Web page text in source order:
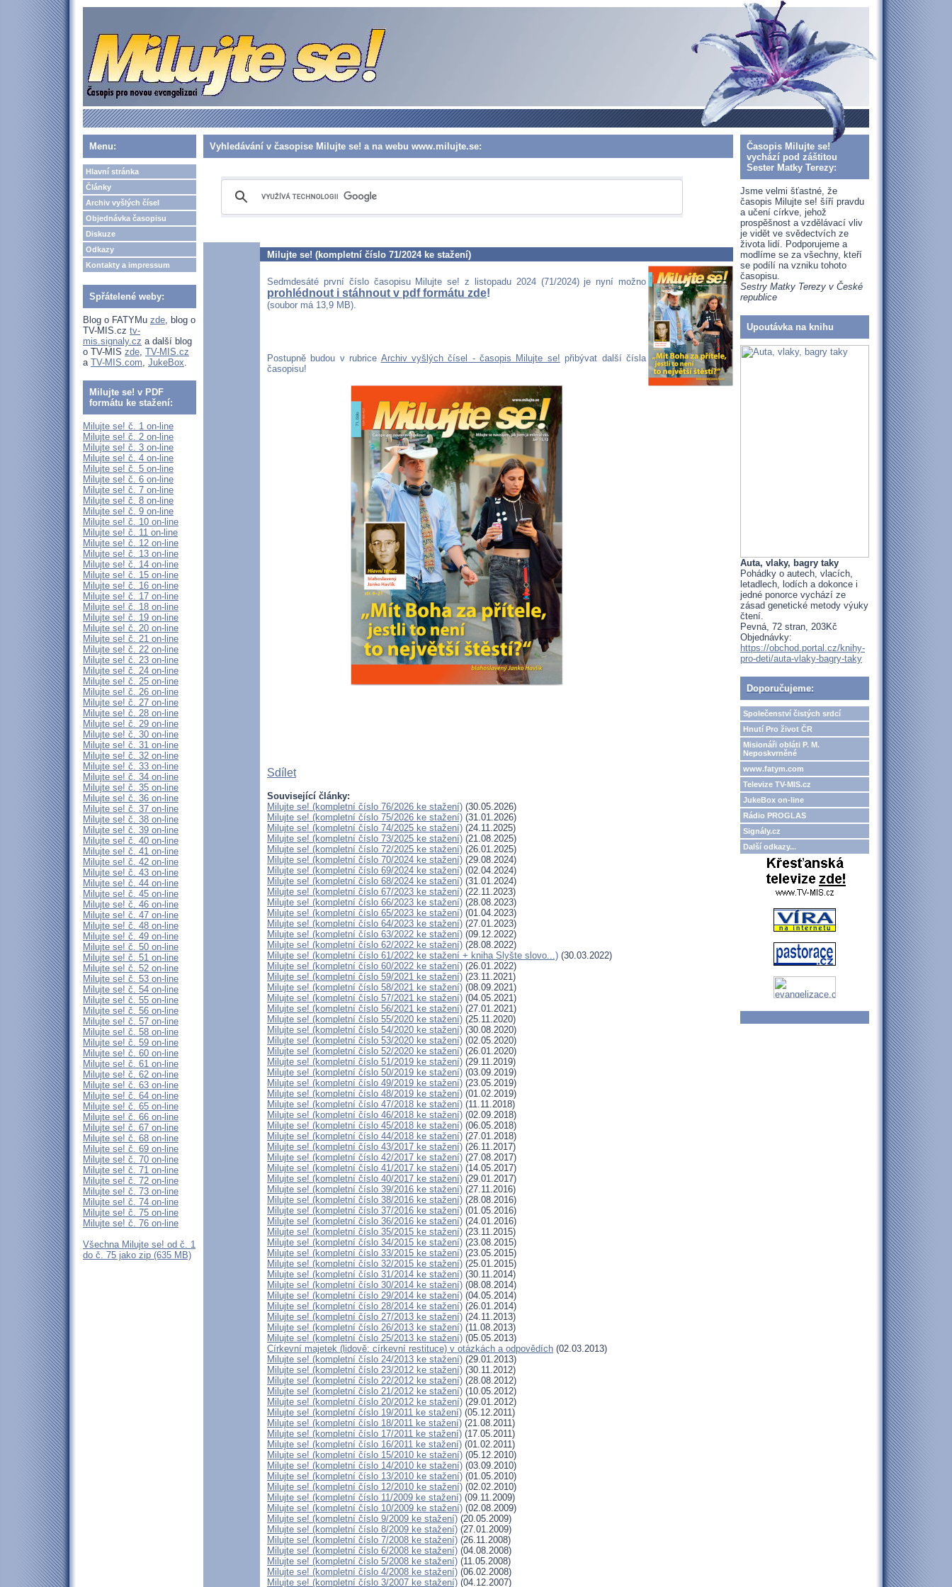
Menu:
Hlavní stránka
Články
Archiv vyšlých čísel
Objednávka časopisu
Diskuze
Odkazy
Kontakty a impressum
Spřátelené weby:
Blog o FATYMu zde, blog o
TV-MIS.cz tv-
mis.signaly.cz a další blog
o TV-MIS zde, TV-MIS.cz
a TV-MIS.com, JukeBox.
Milujte se! v PDF
formátu ke stažení:
Milujte se! č. 1 on-line
Milujte se! č. 2 on-line
Milujte se! č. 3 on-line
Milujte se! č. 4 on-line
Milujte se! č. 5 on-line
Milujte se! č. 6 on-line
Milujte se! č. 7 on-line
Milujte se! č. 8 on-line
Milujte se! č. 9 on-line
Milujte se! č. 10 on-line
Milujte se! č. 11 on-line
Milujte se! č. 12 on-line
Milujte se! č. 13 on-line
Milujte se! č. 14 on-line
Milujte se! č. 15 on-line
Milujte se! č. 16 on-line
Milujte se! č. 17 on-line
Milujte se! č. 18 on-line
Milujte se! č. 19 on-line
Milujte se! č. 20 on-line
Milujte se! č. 21 on-line
Milujte se! č. 22 on-line
Milujte se! č. 23 on-line
Milujte se! č. 24 on-line
Milujte se! č. 25 on-line
Milujte se! č. 26 on-line
Milujte se! č. 27 on-line
Milujte se! č. 28 on-line
Milujte se! č. 29 on-line
Milujte se! č. 30 on-line
Milujte se! č. 31 on-line
Milujte se! č. 32 on-line
Milujte se! č. 33 on-line
Milujte se! č. 34 on-line
Milujte se! č. 35 on-line
Milujte se! č. 36 on-line
Milujte se! č. 37 on-line
Milujte se! č. 38 on-line
Milujte se! č. 39 on-line
Milujte se! č. 40 on-line
Milujte se! č. 41 on-line
Milujte se! č. 42 on-line
Milujte se! č. 43 on-line
Milujte se! č. 44 on-line
Milujte se! č. 45 on-line
Milujte se! č. 46 on-line
Milujte se! č. 47 on-line
Milujte se! č. 48 on-line
Milujte se! č. 49 on-line
Milujte se! č. 50 on-line
Milujte se! č. 51 on-line
Milujte se! č. 52 on-line
Milujte se! č. 53 on-line
Milujte se! č. 54 on-line
Milujte se! č. 55 on-line
Milujte se! č. 56 on-line
Milujte se! č. 57 on-line
Milujte se! č. 58 on-line
Milujte se! č. 59 on-line
Milujte se! č. 60 on-line
Milujte se! č. 61 on-line
Milujte se! č. 62 on-line
Milujte se! č. 63 on-line
Milujte se! č. 64 on-line
Milujte se! č. 65 on-line
Milujte se! č. 66 on-line
Milujte se! č. 67 on-line
Milujte se! č. 68 on-line
Milujte se! č. 69 on-line
Milujte se! č. 70 on-line
Milujte se! č. 71 on-line
Milujte se! č. 72 on-line
Milujte se! č. 73 on-line
Milujte se! č. 74 on-line
Milujte se! č. 75 on-line
Milujte se! č. 76 on-line
Všechna Milujte se! od č. 1
do č. 75 jako zip (635 MB)
Vyhledávání v časopise Milujte se! a na webu www.milujte.se:
Milujte se! (kompletní číslo 71/2024 ke stažení)
Sedmdesáté první číslo časopisu Milujte se! z listopadu 2024 (71/2024) je nyní možno
prohlédnout i stáhnout v pdf formátu zde!
(soubor má 13,9 MB).
Postupně budou v rubrice Archiv vyšlých čísel - časopis Milujte se! přibývat další čísla
časopisu!
Sdílet
Související články:
Milujte se! (kompletní číslo 76/2026 ke stažení) (30.05.2026)
Milujte se! (kompletní číslo 75/2026 ke stažení) (31.01.2026)
Milujte se! (kompletní číslo 74/2025 ke stažení) (24.11.2025)
Milujte se! (kompletní číslo 73/2025 ke stažení) (21.08.2025)
Milujte se! (kompletní číslo 72/2025 ke stažení) (26.01.2025)
Milujte se! (kompletní číslo 70/2024 ke stažení) (29.08.2024)
Milujte se! (kompletní číslo 69/2024 ke stažení) (02.04.2024)
Milujte se! (kompletní číslo 68/2024 ke stažení) (31.01.2024)
Milujte se! (kompletní číslo 67/2023 ke stažení) (22.11.2023)
Milujte se! (kompletní číslo 66/2023 ke stažení) (28.08.2023)
Milujte se! (kompletní číslo 65/2023 ke stažení) (01.04.2023)
Milujte se! (kompletní číslo 64/2023 ke stažení) (27.01.2023)
Milujte se! (kompletní číslo 63/2022 ke stažení) (09.12.2022)
Milujte se! (kompletní číslo 62/2022 ke stažení) (28.08.2022)
Milujte se! (kompletní číslo 61/2022 ke stažení + kniha Slyšte slovo...) (30.03.2022)
Milujte se! (kompletní číslo 60/2022 ke stažení) (26.01.2022)
Milujte se! (kompletní číslo 59/2021 ke stažení) (23.11.2021)
Milujte se! (kompletní číslo 58/2021 ke stažení) (08.09.2021)
Milujte se! (kompletní číslo 57/2021 ke stažení) (04.05.2021)
Milujte se! (kompletní číslo 56/2021 ke stažení) (27.01.2021)
Milujte se! (kompletní číslo 55/2020 ke stažení) (25.11.2020)
Milujte se! (kompletní číslo 54/2020 ke stažení) (30.08.2020)
Milujte se! (kompletní číslo 53/2020 ke stažení) (02.05.2020)
Milujte se! (kompletní číslo 52/2020 ke stažení) (26.01.2020)
Milujte se! (kompletní číslo 51/2019 ke stažení) (29.11.2019)
Milujte se! (kompletní číslo 50/2019 ke stažení) (03.09.2019)
Milujte se! (kompletní číslo 49/2019 ke stažení) (23.05.2019)
Milujte se! (kompletní číslo 48/2019 ke stažení) (01.02.2019)
Milujte se! (kompletní číslo 47/2018 ke stažení) (11.11.2018)
Milujte se! (kompletní číslo 46/2018 ke stažení) (02.09.2018)
Milujte se! (kompletní číslo 45/2018 ke stažení) (06.05.2018)
Milujte se! (kompletní číslo 44/2018 ke stažení) (27.01.2018)
Milujte se! (kompletní číslo 43/2017 ke stažení) (26.11.2017)
Milujte se! (kompletní číslo 42/2017 ke stažení) (27.08.2017)
Milujte se! (kompletní číslo 41/2017 ke stažení) (14.05.2017)
Milujte se! (kompletní číslo 40/2017 ke stažení) (29.01.2017)
Milujte se! (kompletní číslo 39/2016 ke stažení) (27.11.2016)
Milujte se! (kompletní číslo 38/2016 ke stažení) (28.08.2016)
Milujte se! (kompletní číslo 37/2016 ke stažení) (01.05.2016)
Milujte se! (kompletní číslo 36/2016 ke stažení) (24.01.2016)
Milujte se! (kompletní číslo 35/2015 ke stažení) (23.11.2015)
Milujte se! (kompletní číslo 34/2015 ke stažení) (23.08.2015)
Milujte se! (kompletní číslo 33/2015 ke stažení) (23.05.2015)
Milujte se! (kompletní číslo 32/2015 ke stažení) (25.01.2015)
Milujte se! (kompletní číslo 31/2014 ke stažení) (30.11.2014)
Milujte se! (kompletní číslo 30/2014 ke stažení) (08.08.2014)
Milujte se! (kompletní číslo 29/2014 ke stažení) (04.05.2014)
Milujte se! (kompletní číslo 28/2014 ke stažení) (26.01.2014)
Milujte se! (kompletní číslo 27/2013 ke stažení) (24.11.2013)
Milujte se! (kompletní číslo 26/2013 ke stažení) (11.08.2013)
Milujte se! (kompletní číslo 25/2013 ke stažení) (05.05.2013)
Církevní majetek (lidově: církevní restituce) v otázkách a odpovědích (02.03.2013)
Milujte se! (kompletní číslo 24/2013 ke stažení) (29.01.2013)
Milujte se! (kompletní číslo 23/2012 ke stažení) (30.11.2012)
Milujte se! (kompletní číslo 22/2012 ke stažení) (28.08.2012)
Milujte se! (kompletní číslo 21/2012 ke stažení) (10.05.2012)
Milujte se! (kompletní číslo 20/2012 ke stažení) (29.01.2012)
Milujte se! (kompletní číslo 19/2011 ke stažení) (05.12.2011)
Milujte se! (kompletní číslo 18/2011 ke stažení) (21.08.2011)
Milujte se! (kompletní číslo 17/2011 ke stažení) (17.05.2011)
Milujte se! (kompletní číslo 16/2011 ke stažení) (01.02.2011)
Milujte se! (kompletní číslo 15/2010 ke stažení) (05.12.2010)
Milujte se! (kompletní číslo 14/2010 ke stažení) (03.09.2010)
Milujte se! (kompletní číslo 13/2010 ke stažení) (01.05.2010)
Milujte se! (kompletní číslo 12/2010 ke stažení) (02.02.2010)
Milujte se! (kompletní číslo 11/2009 ke stažení) (09.11.2009)
Milujte se! (kompletní číslo 10/2009 ke stažení) (02.08.2009)
Milujte se! (kompletní číslo 9/2009 ke stažení) (20.05.2009)
Milujte se! (kompletní číslo 8/2009 ke stažení) (27.01.2009)
Milujte se! (kompletní číslo 7/2008 ke stažení) (26.11.2008)
Milujte se! (kompletní číslo 6/2008 ke stažení) (04.08.2008)
Milujte se! (kompletní číslo 5/2008 ke stažení) (11.05.2008)
Milujte se! (kompletní číslo 4/2008 ke stažení) (06.02.2008)
Milujte se! (kompletní číslo 3/2007 ke stažení) (04.12.2007)
Časopis Milujte se!
vychází pod záštitou
Sester Matky Terezy:
Jsme velmi šťastné, že
časopis Milujte se! šíří pravdu
a učení církve, jehož
prospěšnost a vzdělávací vliv
je vidět ve svědectvích ze
života lidí. Podporujeme a
modlíme se za všechny, kteří
se podílí na vzniku tohoto
časopisu.
Sestry Matky Terezy v České
republice
Upoutávka na knihu
Auta, vlaky, bagry taky
Pohádky o autech, vlacích,
letadlech, lodích a dokonce i
jedné ponorce vychází ze
zásad genetické metody výuky
čtení.
Pevná, 72 stran, 203Kč
Objednávky:
https://obchod.portal.cz/knihy-
pro-deti/auta-vlaky-bagry-taky
Doporučujeme:
Společenství čistých srdcí
Hnutí Pro život ČR
Misionáři obláti P. M.
Neposkvrněné
www.fatym.com
Televize TV-MIS.cz
JukeBox on-line
Rádio PROGLAS
Signály.cz
Další odkazy...